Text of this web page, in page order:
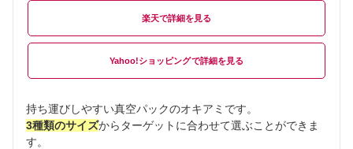
楽天
Yahoo!ショッピング
持ち運びしやすい真空パックのオキアミです。
3種類のサイズからターゲットに合わせて選ぶことができま
す。